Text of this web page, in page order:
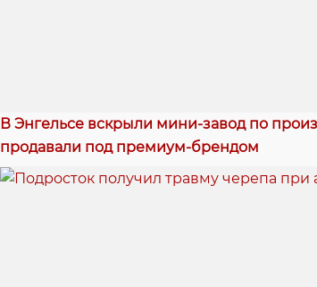
В Энгельсе вскрыли мини-завод по
продавали под премиум-брендом